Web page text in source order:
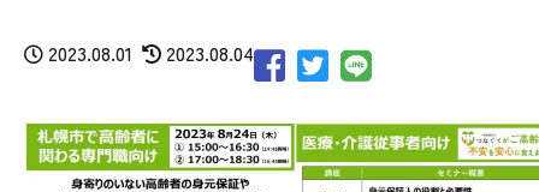
2023.08.01 2023.08.04